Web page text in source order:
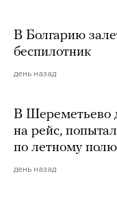
В Болгарию
беспилотник
день назад
В Шереметьево
на рейс,
по летному
день назад